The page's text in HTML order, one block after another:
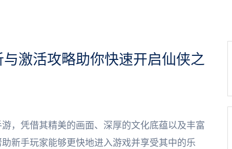
激活攻略助你快速开启仙侠之
，凭借其精美的画面、深厚的文化底蕴以及丰富
新手玩家能够更快地进入游戏并享受其中的乐